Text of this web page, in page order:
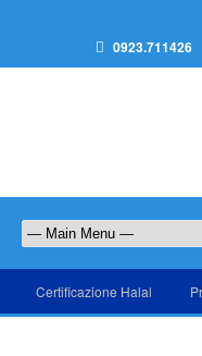
0923.711426
Certificazione Halal